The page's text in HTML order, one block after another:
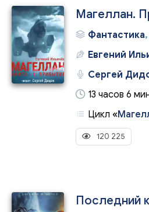
Магеллан.
Фантастика,
Евгений
Сергей
13 часов 6
Цикл «
120 225
Последний